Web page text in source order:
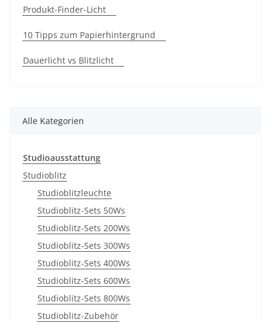
Produkt-Finder-Licht
10 Tipps zum Papierhintergrund
Dauerlicht vs Blitzlicht
Alle Kategorien
Studioausstattung
Studioblitz
Studioblitzleuchte
Studioblitz-Sets 50Ws
Studioblitz-Sets 200Ws
Studioblitz-Sets 300Ws
Studioblitz-Sets 400Ws
Studioblitz-Sets 600Ws
Studioblitz-Sets 800Ws
Studioblitz-Zubehör